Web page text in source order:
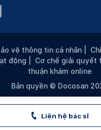
Liên hệ bác sĩ
vệ thông tin cá nhân
động
Cơ chế giải quyết
thuận khám online
Bản quyền © Docosan